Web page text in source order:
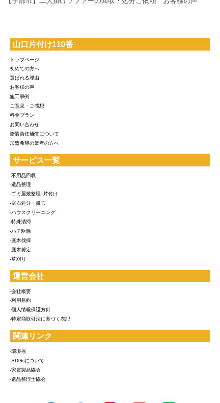
山口片付け110番
トップページ
初めての方へ
選ばれる理由
お客様の声
施工事例
ご意見・ご感想
料金プラン
お問い合わせ
賠償責任補償について
加盟希望の業者の方へ
サービス一覧
-不用品回収
-遺品整理
-ゴミ屋敷整理･片付け
-庭石処分・撤去
-ハウスクリーニング
-特殊清掃
-ハチ駆除
-庭木伐採
-庭木剪定
-草刈り
運営会社
-会社概要
-利用規約
-個人情報保護方針
-特定商取引法に基づく表記
関連リンク
-環境省
-SDGsについて
-家電製品協会
-遺品整理士協会